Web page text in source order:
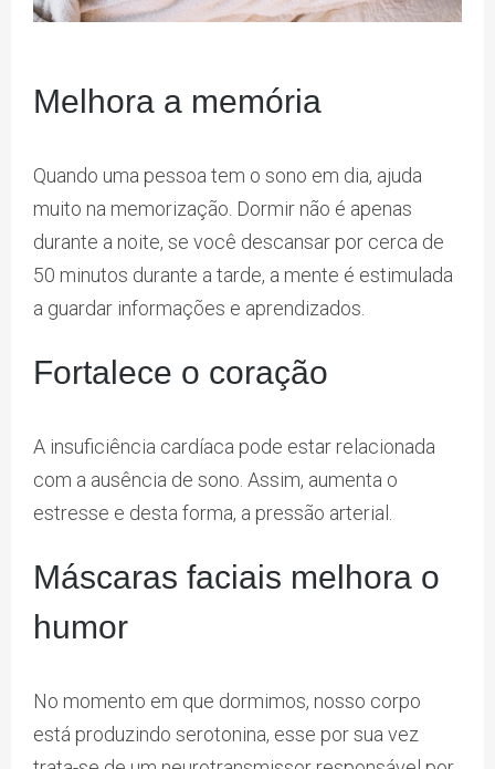
Melhora a memória
Quando uma pessoa tem o sono em dia, ajuda
muito na memorização. Dormir não é apenas
durante a noite, se você descansar por cerca de
50 minutos durante a tarde, a mente é estimulada
a guardar informações e aprendizados.
Fortalece o coração
A insuficiência cardíaca pode estar relacionada
com a ausência de sono. Assim, aumenta o
estresse e desta forma, a pressão arterial.
Máscaras faciais melhora o
humor
No momento em que dormimos, nosso corpo
está produzindo serotonina, esse por sua vez